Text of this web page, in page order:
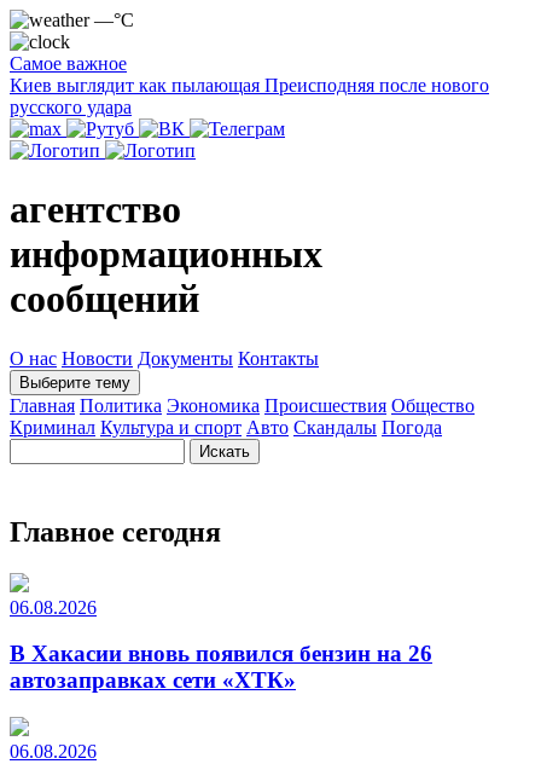
—°C
Самое важное
Киев выглядит как пылающая Преисподняя после нового
русского удара
агентство
информационных
сообщений
О нас Новости Документы Контакты
Выберите тему
Главная Политика Экономика Происшествия Общество
Криминал Культура и спорт Авто Скандалы Погода
Главное сегодня
06.08.2026
В Хакасии вновь появился бензин на 26
автозаправках сети «ХТК»
06.08.2026